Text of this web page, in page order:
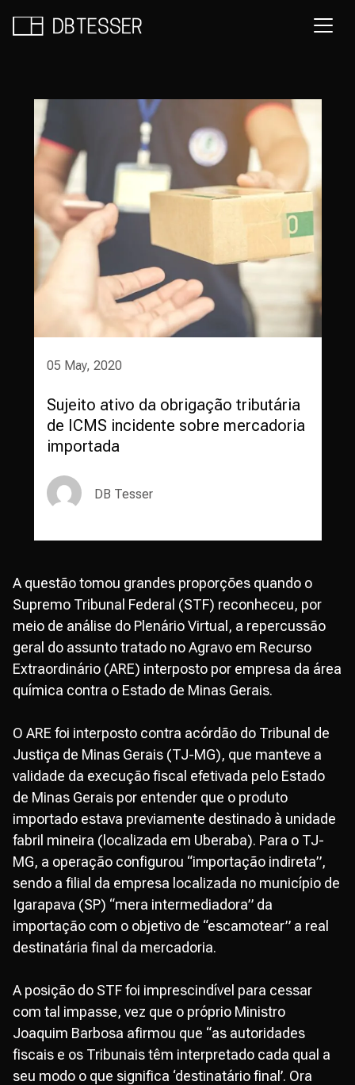
05 May, 2020
Sujeito ativo da obrigação tributária
de ICMS incidente sobre mercadoria
importada
DB Tesser
A questão tomou grandes proporções quando o
Supremo Tribunal Federal (STF) reconheceu, por
meio de análise do Plenário Virtual, a repercussão
geral do assunto tratado no Agravo em Recurso
Extraordinário (ARE) interposto por empresa da área
química contra o Estado de Minas Gerais.
O ARE foi interposto contra acórdão do Tribunal de
Justiça de Minas Gerais (TJ-MG), que manteve a
validade da execução fiscal efetivada pelo Estado
de Minas Gerais por entender que o produto
importado estava previamente destinado à unidade
fabril mineira (localizada em Uberaba). Para o TJ-
MG, a operação configurou “importação indireta”,
sendo a filial da empresa localizada no município de
Igarapava (SP) “mera intermediadora” da
importação com o objetivo de “escamotear” a real
destinatária final da mercadoria.
A posição do STF foi imprescindível para cessar
com tal impasse, vez que o próprio Ministro
Joaquim Barbosa afirmou que “as autoridades
fiscais e os Tribunais têm interpretado cada qual a
seu modo o que significa ‘destinatário final’. Ora